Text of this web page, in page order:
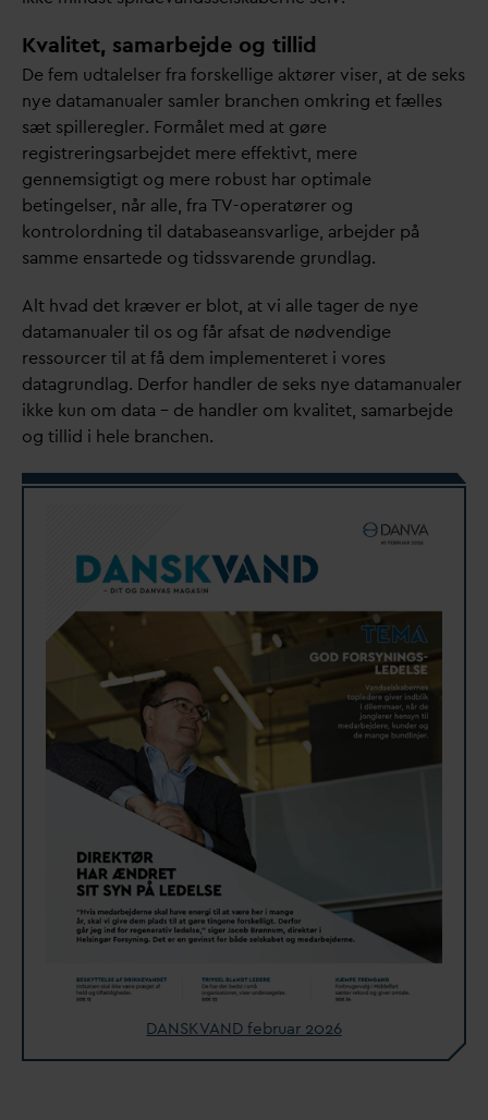
Kvalitet, samarbejde og tillid
De fem udtalelser fra forskellige aktører viser, at de seks
nye datamanualer samler branchen omkring et fælles
sæt spilleregler. Formålet med at gøre
registreringsarbejdet mere effektivt, mere
gennemsigtigt og mere robust har optimale
betingelser, når alle, fra TV-operatører og
kontrolordning til databaseansvarlige, arbejder på
samme ensartede og tidssvarende grundlag.
Alt hvad det kræver er blot, at vi alle tager de nye
datamanualer til os og får afsat de nødvendige
ressourcer til at få dem implementeret i vores
datagrundlag. Derfor handler de seks nye datamanualer
ikke kun om data – de handler om kvalitet, samarbejde
og tillid i hele branchen.
DANSKVAND februar 2026